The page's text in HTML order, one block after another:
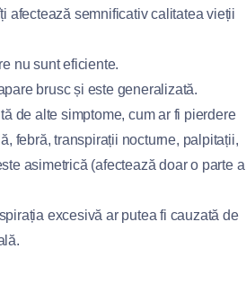
afectează semnificativ calitatea vieții
nu sunt eficiente.
brusc și este generalizată.
de alte simptome, cum ar fi pierdere
febră, transpirații nocturne, palpitații,
asimetrică (afectează doar o parte a
excesivă ar putea fi cauzată de